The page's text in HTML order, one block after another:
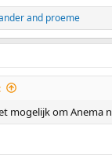
and proeme
mogelijk om Anema